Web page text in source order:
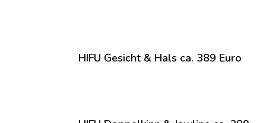
HIFU Gesicht & Hals ca. 389 Euro